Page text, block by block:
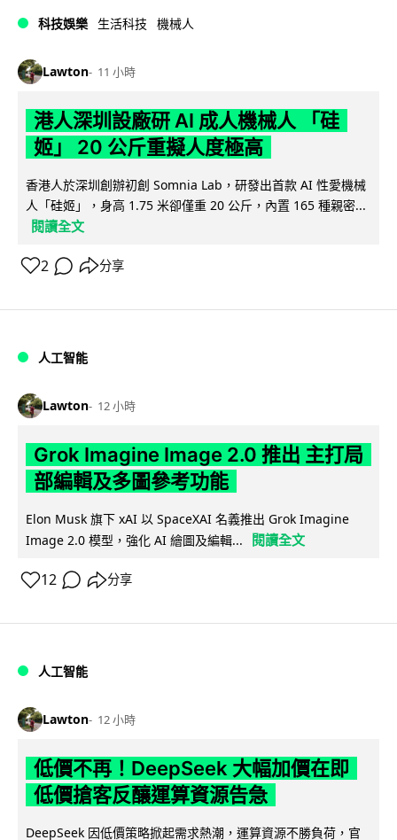
科技娛樂 生活科技 機械人
Lawton 11 小時
港人深圳設廠研 AI 成人機械人 「硅
姬」 20 公斤重擬人度極高
香港人於深圳創辦初創 Somnia Lab，研發出首款 AI 性愛機械
人「硅姬」，身高 1.75 米卻僅重 20 公斤，內置 165 種親密...
閱讀全文
2 分享
人工智能
Lawton 12 小時
Grok Imagine Image 2.0 推出 主打局
部編輯及多圖參考功能
Elon Musk 旗下 xAI 以 SpaceXAI 名義推出 Grok Imagine
Image 2.0 模型，強化 AI 繪圖及編輯...
閱讀全文
12 分享
人工智能
Lawton 12 小時
低價不再！DeepSeek 大幅加價在即
低價搶客反釀運算資源告急
DeepSeek 因低價策略掀起需求熱潮，運算資源不勝負荷，官